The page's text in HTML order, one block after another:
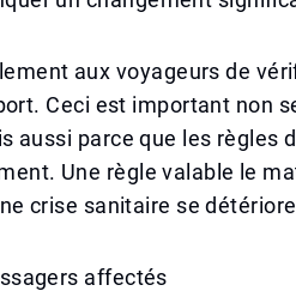
aux voyageurs de
Ceci est important non
aussi parce que les règles
Une règle valable le
crise sanitaire se
affectés